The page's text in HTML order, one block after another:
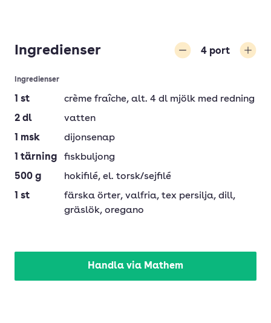
Ingredienser 4 port
Ingredienser
1 st crème fraîche, alt. 4 dl mjölk med redning
2 dl
vatten
1 msk
dijonsenap
1 tärning
fiskbuljong
500 g hokifilé, el. torsk/sejfilé
1 st färska örter, valfria, tex persilja, dill,
gräslök, oregano
Handla via Mathem